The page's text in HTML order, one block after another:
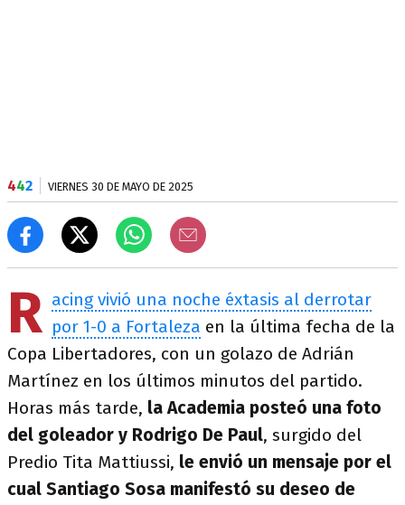
442 VIERNES 30 DE MAYO DE 2025
R acing vivió una noche éxtasis al derrotar
por 1-0 a Fortaleza en la última fecha de la
Copa Libertadores, con un golazo de Adrián
Martínez en los últimos minutos del partido.
Horas más tarde, la Academia posteó una foto
del goleador y Rodrigo De Paul, surgido del
Predio Tita Mattiussi, le envió un mensaje por el
cual Santiago Sosa manifestó su deseo de